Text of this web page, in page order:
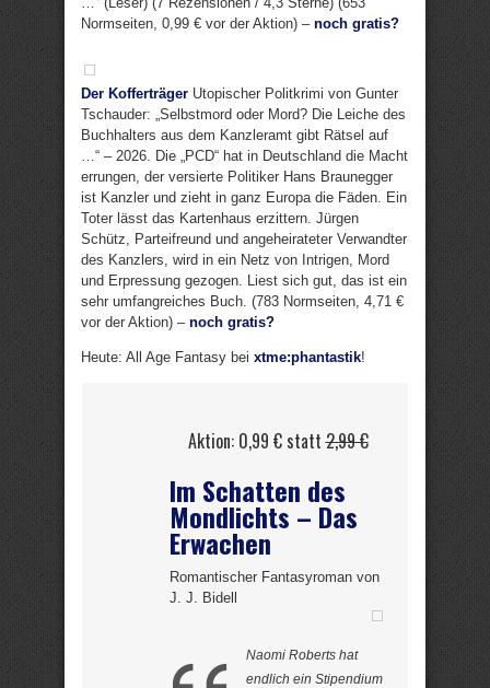
Normseiten, 0,99 € vor der Aktion) – noch gratis?
Der Kofferträger Utopischer Politkrimi von Gunter
Tschauder: „Selbstmord oder Mord? Die Leiche des
Buchhalters aus dem Kanzleramt gibt Rätsel auf
…“ – 2026. Die „PCD“ hat in Deutschland die Macht
errungen, der versierte Politiker Hans Braunegger
ist Kanzler und zieht in ganz Europa die Fäden. Ein
Toter lässt das Kartenhaus erzittern. Jürgen
Schütz, Parteifreund und angeheirateter Verwandter
des Kanzlers, wird in ein Netz von Intrigen, Mord
und Erpressung gezogen. Liest sich gut, das ist ein
sehr umfangreiches Buch. (783 Normseiten, 4,71 €
vor der Aktion) – noch gratis?
Heute: All Age Fantasy bei xtme:phantastik!
Aktion: 0,99 € statt2,99 €
Im Schatten des
Mondlichts – Das
Erwachen
Romantischer Fantasyroman von
J. J. Bidell
Naomi Roberts hat
endlich ein Stipendium